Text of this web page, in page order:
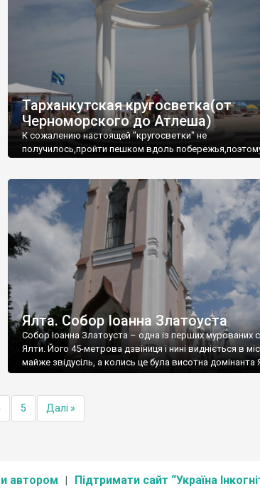
Тарханкутская кругосветка(от
Черноморского до Атлеша)
К сожалению настоящей "кругосветки" не
получилось,пройти пешком вдоль
Ялта. Собор Іоанна Златоуста
Собор Іоанна Златоуста – одна із перших мурованих
Ялти. Його 45-метрова дзвіниця і нині видніється в
майже звідусіль, а колись це була висотна домінанта
5 Далі »
автором Підтримати сайт “Україна